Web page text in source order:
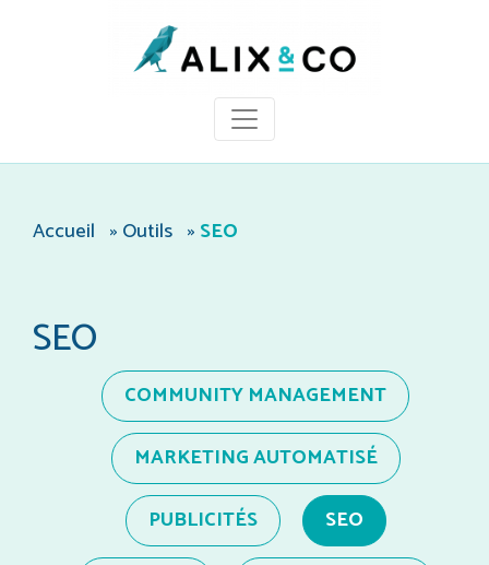
Accueil » Outils » SEO
SEO
COMMUNITY MANAGEMENT
MARKETING AUTOMATISÉ
PUBLICITÉS
SEO